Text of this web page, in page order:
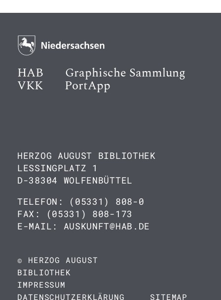
HAB Graphische Sammlung
VKK PortApp
HERZOG AUGUST BIBLIOTHEK
LESSINGPLATZ 1
D-38304 WOLFENBÜTTEL
TELEFON: (05331) 808-0
FAX: (05331) 808-173
E-MAIL: AUSKUNFT@HAB.DE
© HERZOG AUGUST
BIBLIOTHEK
IMPRESSUM
DATENSCHUTZERKLÄRUNG
SITEMAP